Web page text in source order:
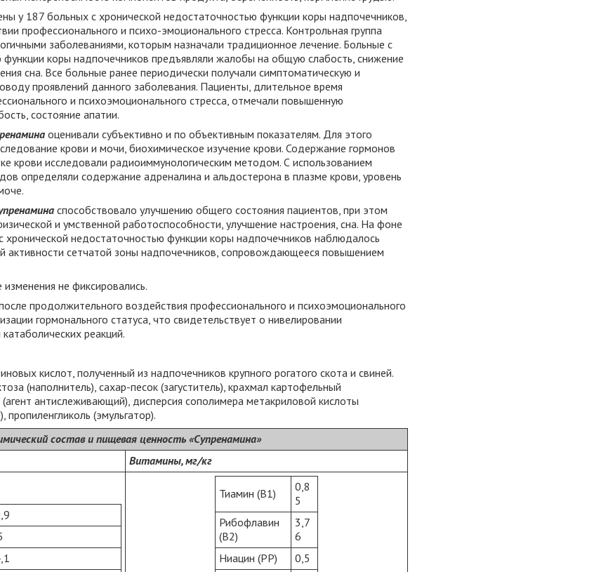
у 187 больных с хронической недостаточностью функции коры надпочечников,
профессионального и психо-эмоционального стресса. Контрольная группа
заболеваниями, которым назначали традиционное лечение. Больные с
коры надпочечников предъявляли жалобы на общую слабость, снижение
сна. Все больные ранее периодически получали симптоматическую и
проявлений данного заболевания. Пациенты, длительное время
и психоэмоционального стресса, отмечали повышенную
состояние апатии.
оценивали субъективно и по объективным показателям. Для этого
крови и мочи, биохимическое изучение крови. Содержание гормонов
крови исследовали радиоиммунологическим методом. С использованием
определяли содержание адреналина и альдостерона в плазме крови, уровень
способствовало улучшению общего состояния пациентов, при этом
и умственной работоспособности, улучшение настроения, сна. На фоне
хронической недостаточностью функции коры надпочечников наблюдалось
активности сетчатой зоны надпочечников, сопровождающееся повышением
не фиксировались.
продолжительного воздействия профессионального и психоэмоционального
гормонального статуса, что свидетельствует о нивелировании
реакций.
кислот, полученный из надпочечников крупного рогатого скота и свиней.
(наполнитель), сахар-песок (загуститель), крахмал картофельный
(агент антислеживающий), дисперсия сополимера метакриловой кислоты
(эмульгатор).
состав и пищевая ценность «Супренамина»
Витамины, мг/кг
Тиамин (B1)
0,8
5
Рибофлавин
(В2)
3,7
6
Ниацин (РР)
0,5